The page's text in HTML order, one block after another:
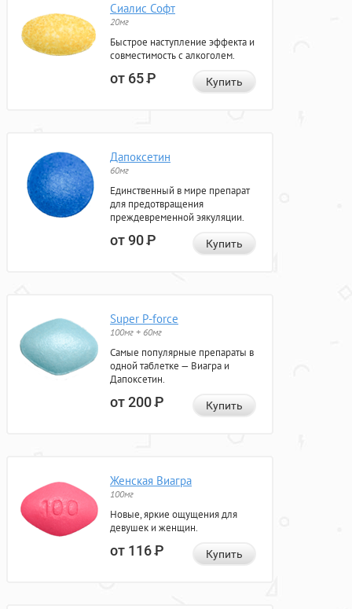
Сиалис Софт
20мг
Быстрое наступление эффекта и
совместимость с алкоголем.
от 65Р Купить
Дапоксетин
60мг
Единственный в мире препарат
для предотвращения
преждевременной эякуляции.
от 90Р Купить
Super P-force
100мг + 60мг
Самые популярные препараты в
одной таблетке — Виагра и
Дапоксетин.
от 200Р Купить
Женская Виагра
100мг
Новые, яркие ощущения для
девушек и женщин.
от 116Р Купить